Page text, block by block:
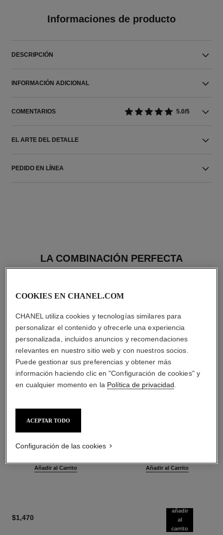
Informaciones de producto
DESCRIPCIÓN
INFORMACIÓN ADICIONAL
COMENTARIOS 5.0/5
EL ARTE DEL DETALLE
PEDIDO EN LÍNEA
LA COMBINACIÓN PERFECTA
baume essentiel
Ref. 169060
2 tonos disponibles
Añadir al Carrito Añadir al Carrito
$1,470
añadir
al
carrito
COOKIES EN CHANEL.COM
CHANEL utiliza cookies y tecnologías similares para
personalizar el contenido y ofrecerle una experiencia
personalizada, incluidos anuncios y recomendaciones
relevantes en nuestro sitio web y con nuestros socios.
Puede gestionar sus preferencias y obtener más
información haciendo clic en "Configuración de cookies" y
en cualquier momento en la Política de privacidad
ACEPTAR TODO
Configuración de las cookies